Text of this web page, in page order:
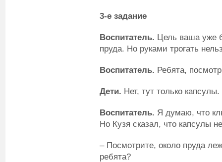
3-е задание
Воспитатель. Цель ваша уже
пруда. Но руками трогать
Воспитатель. Ребята,
Дети. Нет, тут только капсулы.
Воспитатель. Я думаю, что
Но Кузя сказал, что капсулы
– Посмотрите, около пруда
ребята?